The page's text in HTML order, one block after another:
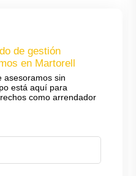
de gestión
en Martorell
asesoramos sin
está aquí para
como arrendador